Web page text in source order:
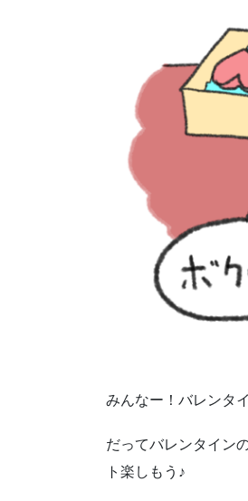
みんなー！バレンタ
だってバレンタイン
ト楽しもう♪